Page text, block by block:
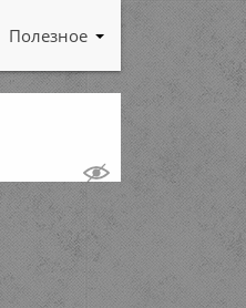
Полезное